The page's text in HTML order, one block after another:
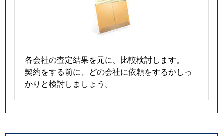
1,400万円
1,800万円
本能学区
1,400万円
大宮(京都)
本能学区
4,500万円
大宮(京都)
本能学区
5,400万円
大宮(京都)
各会社の査定結果を元に、比較検討します。
契約をする前に、どの会社に依頼をするかしっ
かりと検討しましょう。